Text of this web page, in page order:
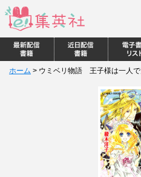
ホーム > ウミベリ物語 王子様は一人